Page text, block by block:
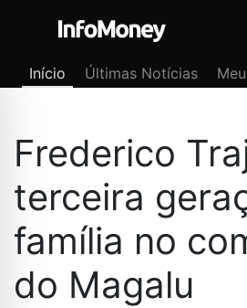
Início Últimas Notícias
Frederico
terceira
família no
do Magalu